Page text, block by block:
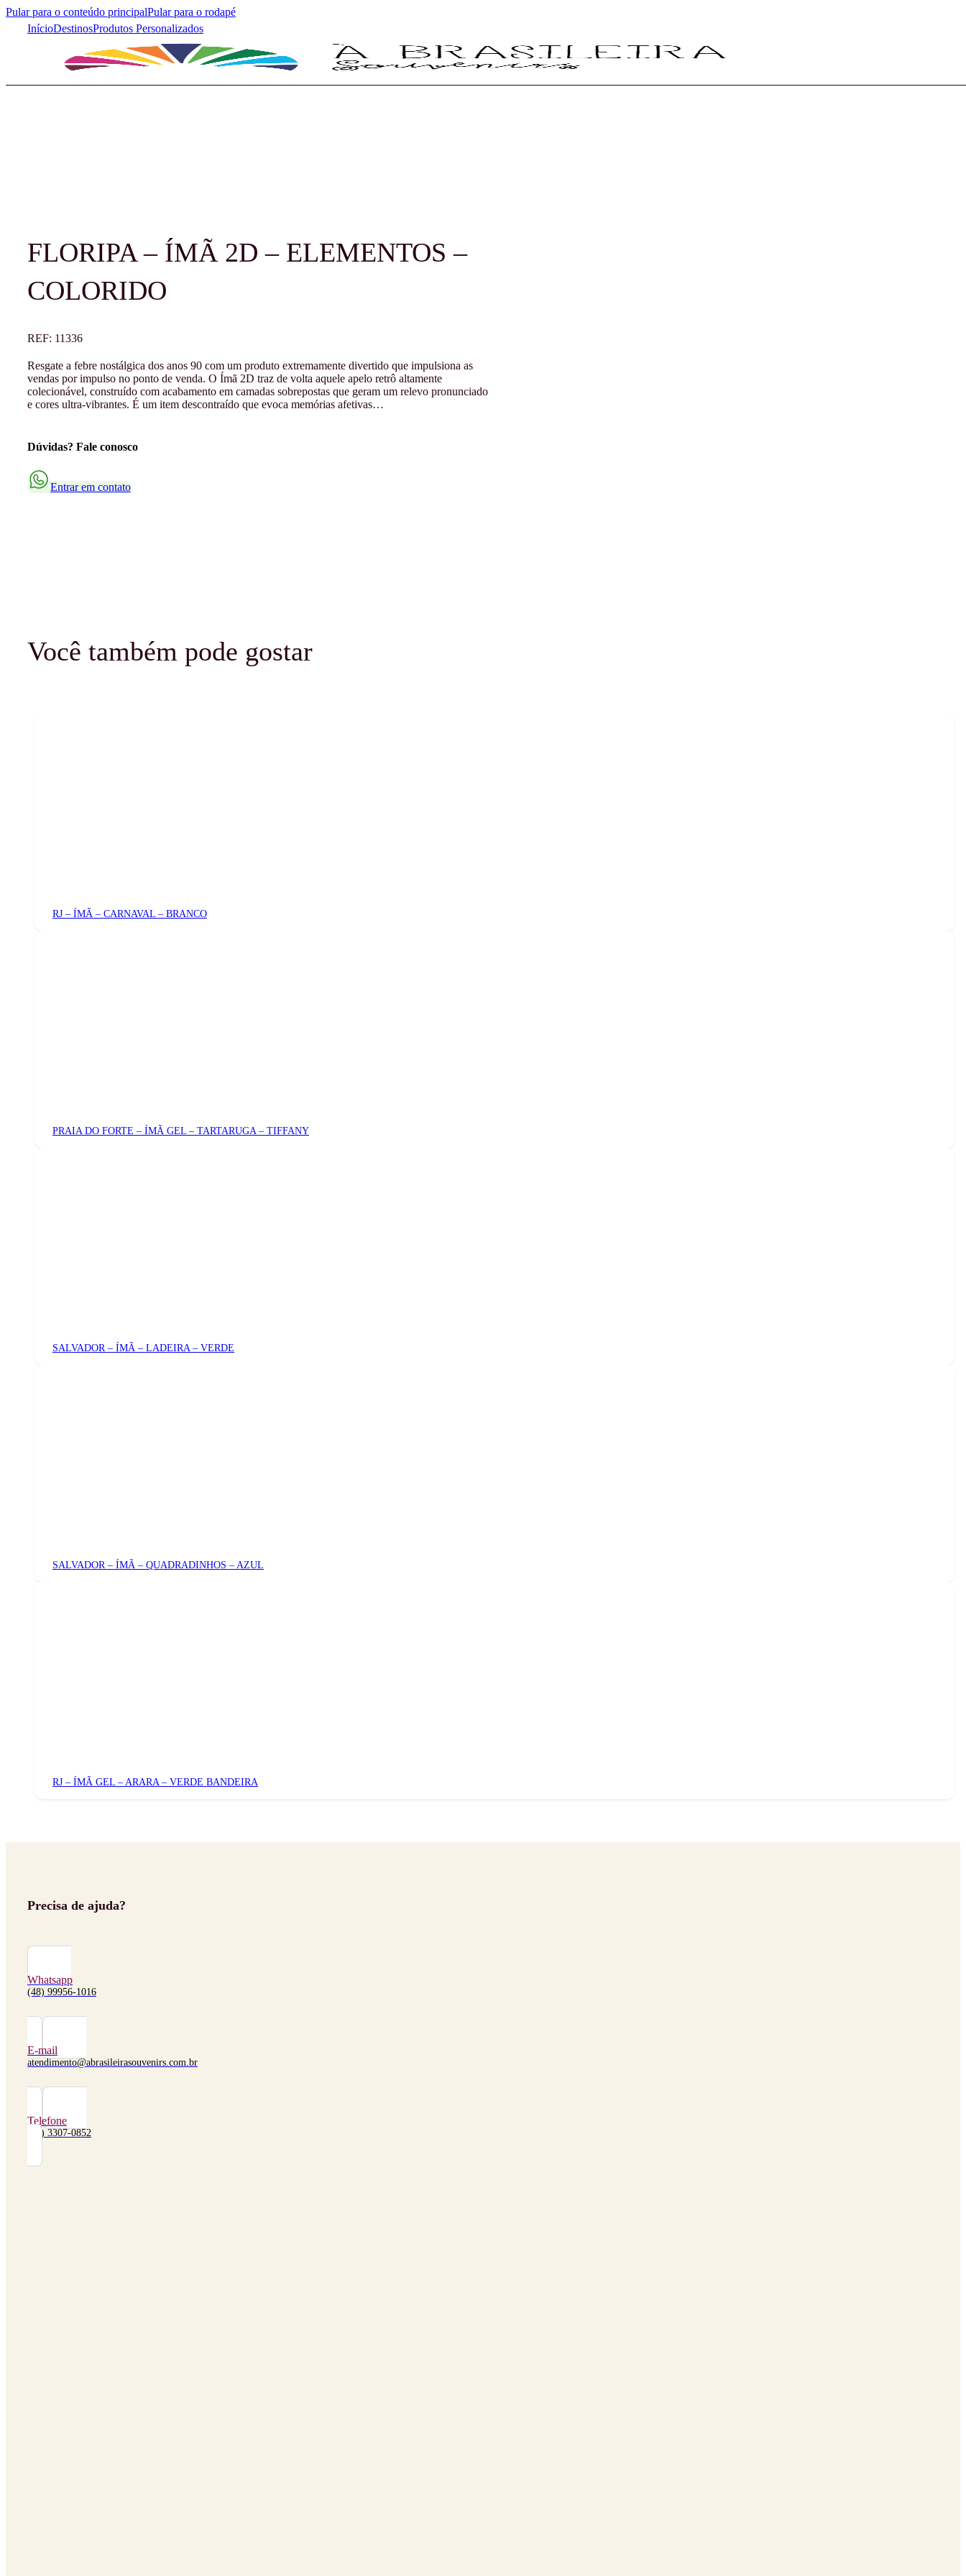
Pular para o conteúdo principalPular para o rodapé
InícioDestinosProdutos Personalizados
FLORIPA – ÍMÃ 2D – ELEMENTOS –
COLORIDO
REF: 11336
Resgate a febre nostálgica dos anos 90 com um produto extremamente divertido que impulsiona as
vendas por impulso no ponto de venda. O Ímã 2D traz de volta aquele apelo retrô altamente
colecionável, construído com acabamento em camadas sobrepostas que geram um relevo pronunciado
e cores ultra-vibrantes. É um item descontraído que evoca memórias afetivas…
Dúvidas? Fale conosco
Entrar em contato
Você também pode gostar
RJ – ÍMÃ – CARNAVAL – BRANCO
PRAIA DO FORTE – ÍMÃ GEL – TARTARUGA – TIFFANY
SALVADOR – ÍMÃ – LADEIRA – VERDE
SALVADOR – ÍMÃ – QUADRADINHOS – AZUL
RJ – ÍMÃ GEL – ARARA – VERDE BANDEIRA
Precisa de ajuda?
Whatsapp
(48) 99956-1016
E-mail
atendimento@abrasileirasouvenirs.com.br
Telefone
(48) 3307-0852